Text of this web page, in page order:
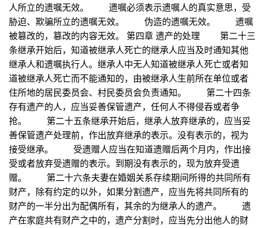
人所立的遗嘱无效。 遗嘱必须表示遗嘱人的真实意思，受
胁迫、欺骗所立的遗嘱无效。 伪造的遗嘱无效。 遗嘱
被篡改的，篡改的内容无效。 第四章 遗产的处理 第二十三
条继承开始后，知道被继承人死亡的继承人应当及时通知其他
继承人和遗嘱执行人。继承人中无人知道被继承人死亡或者知
道被继承人死亡而不能通知的，由被继承人生前所在单位或者
住所地的居民委员会、村民委员会负责通知。 第二十四条
存有遗产的人，应当妥善保管遗产，任何人不得侵吞或者争
抢。 第二十五条继承开始后，继承人放弃继承的，应当妥
善保管遗产处理前，作出放弃继承的表示。没有表示的，视为
接受继承。 受遗赠人应当在知道遗赠后两个月内，作出接
受或者放弃受遗赠的表示。到期没有表示的，现为放弃受遗
赠。 第二十六条夫妻在婚姻关系存续期间所得的共同所有
财产，除有约定的以外，如果分割遗产，应当先将共同所有的
财产的一半分出为配偶所有，其余的为继承人的遗产。 遗
产在家庭共有财产之中的，遗产分割时，应当先分出他人的财